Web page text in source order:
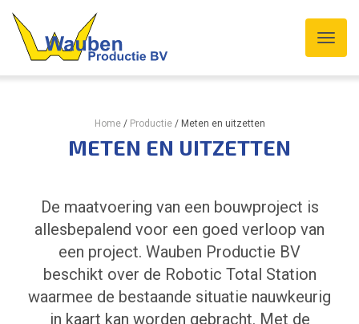
Home/ Productie/ Meten en uitzetten
METEN EN UITZETTEN
De maatvoering van een bouwproject is
allesbepalend voor een goed verloop van
een project. Wauben Productie BV
beschikt over de Robotic Total Station
waarmee de bestaande situatie nauwkeurig
in kaart kan worden gebracht. Met de